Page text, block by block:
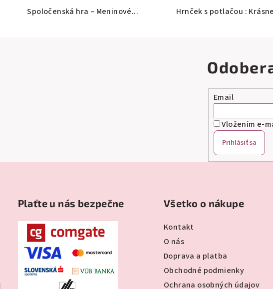
Spoločenská hra – Meninové... Hrnček s potlačou :
Email
Vložením e-
Prihlásiť sa
Plaťte u nás bezpečne Všetko o nákupe
Kontakt
O nás
Doprava a platba
Obchodné podmienky
Ochrana osobných údajov